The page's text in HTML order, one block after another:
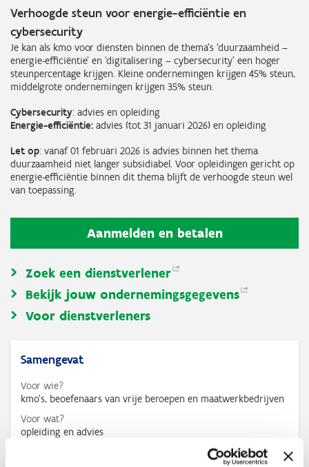
Verhoogde steun voor energie-efficiëntie en
cybersecurity
Je kan als kmo voor diensten binnen de thema’s ‘duurzaamheid –
energie-efficiëntie’ en ‘digitalisering – cybersecurity’ een hoger
steunpercentage krijgen. Kleine ondernemingen krijgen 45% steun,
middelgrote ondernemingen krijgen 35% steun.
Cybersecurity: advies en opleiding
Energie-efficiëntie: advies (tot 31 januari 2026) en opleiding
Let op: vanaf 01 februari 2026 is advies binnen het thema
duurzaamheid niet langer subsidiabel. Voor opleidingen gericht op
energie-efficiëntie binnen dit thema blijft de verhoogde steun wel
van toepassing.
Aanmelden en betalen
Zoek een dienstverlener
Bekijk jouw ondernemingsgegevens
Voor dienstverleners
Samengevat
Voor wie?
kmo’s, beoefenaars van vrije beroepen en maatwerkbedrijven
Voor wat?
opleiding en advies